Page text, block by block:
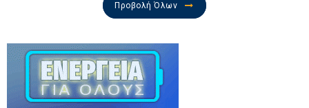
Προβολή Όλων